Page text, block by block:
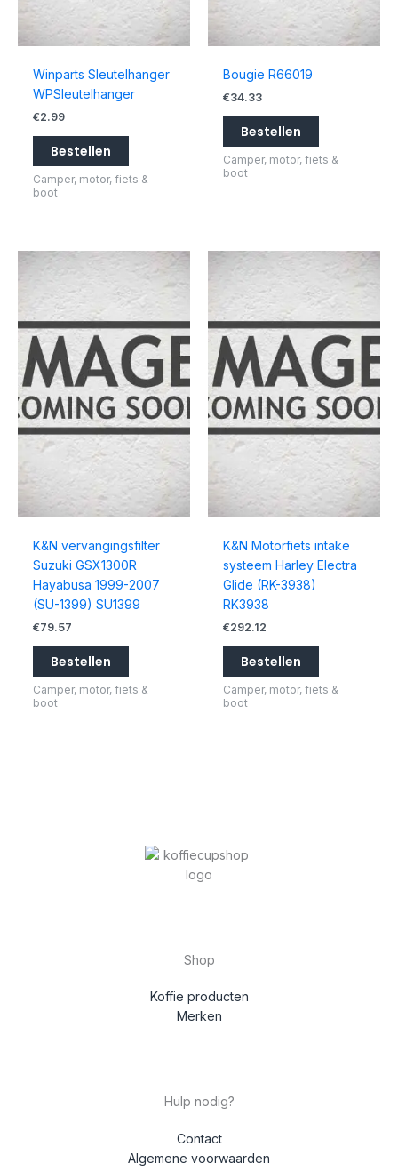
Winparts Sleutelhanger
WPSleutelhanger
€2.99
Bestellen
Camper, motor, fiets &
boot
Bougie R66019
€34.33
Bestellen
Camper, motor, fiets &
boot
K&N vervangingsfilter
Suzuki GSX1300R
Hayabusa 1999-2007
(SU-1399) SU1399
€79.57
Bestellen
Camper, motor, fiets &
boot
K&N Motorfiets intake
systeem Harley Electra
Glide (RK-3938)
RK3938
€292.12
Bestellen
Camper, motor, fiets &
boot
Shop
Koffie producten
Merken
Hulp nodig?
Contact
Algemene voorwaarden